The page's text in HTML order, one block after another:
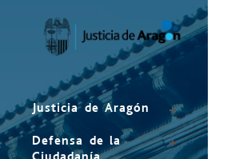
Justicia de Aragón
Defensa de la